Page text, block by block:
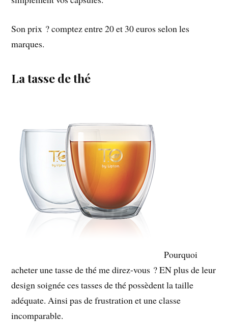
Son prix ? comptez entre 20 et 30 euros selon les
marques.
La tasse de thé
Pourquoi
acheter une tasse de thé me direz-vous ? EN plus de leur
design soignée ces tasses de thé possèdent la taille
adéquate. Ainsi pas de frustration et une classe
incomparable.